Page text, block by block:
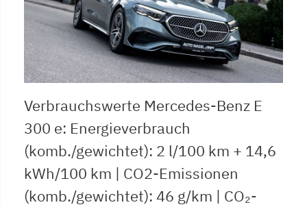
Verbrauchswerte Mercedes-Benz E
300 e: Energieverbrauch
(komb./gewichtet): 2 l/100 km + 14,6
kWh/100 km | CO2-Emissionen
(komb./gewichtet): 46 g/km | CO₂-